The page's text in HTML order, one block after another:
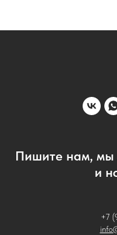
Пишите нам,
и
+7